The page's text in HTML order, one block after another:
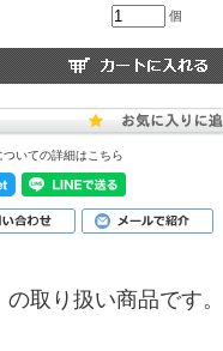
個
ついての詳細はこちら
取り扱い商品です。